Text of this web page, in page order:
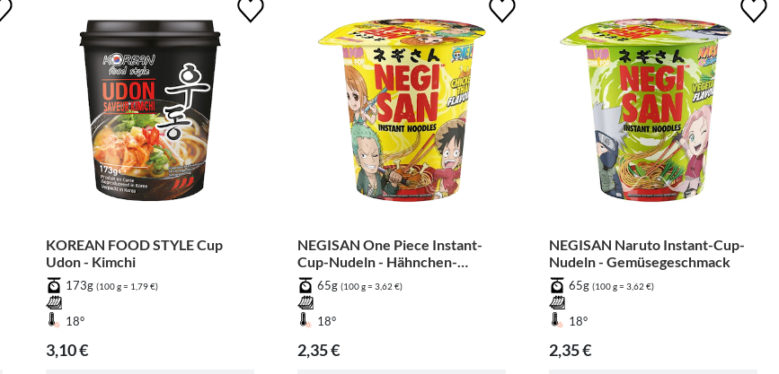
KOREAN FOOD STYLE Cup
Udon - Kimchi
173g (100 g = 1,79 €)
18°
3,10 €
NEGISAN One Piece Instant-
Cup-Nudeln - Hähnchen-
Teriyaki-Geschmack
65g (100 g = 3,62 €)
18°
2,35 €
NEGISAN Naruto Instant-Cup-
Nudeln - Gemüsegeschmack
65g (100 g = 3,62 €)
18°
2,35 €